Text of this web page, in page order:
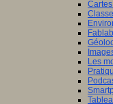
Fablab
Les